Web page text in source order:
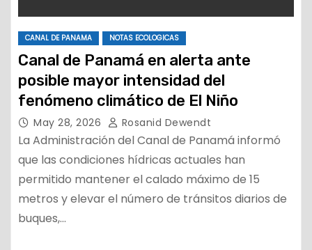
CANAL DE PANAMA NOTAS ECOLOGICAS
Canal de Panamá en alerta ante
posible mayor intensidad del
fenómeno climático de El Niño
May 28, 2026 Rosanid Dewendt
La Administración del Canal de Panamá informó
que las condiciones hídricas actuales han
permitido mantener el calado máximo de 15
metros y elevar el número de tránsitos diarios de
buques,…